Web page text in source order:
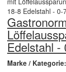
Edelstahl -
Marke / Kategorie: